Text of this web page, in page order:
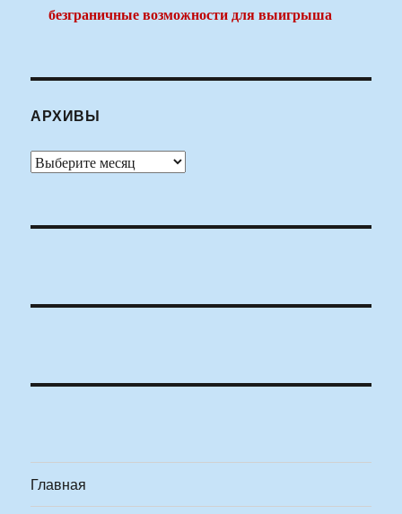
безграничные возможности для выигрыша
АРХИВЫ
Архивы
Главная